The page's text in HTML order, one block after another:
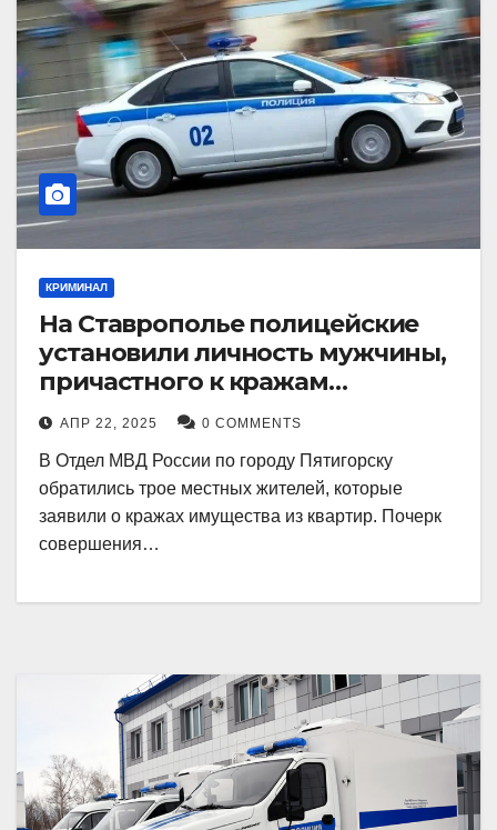
КРИМИНАЛ
На Ставрополье полицейские
установили личность мужчины,
причастного к кражам
имущества из квартир в
Пятигорске
АПР 22, 2025 0 COMMENTS
В Отдел МВД России по городу Пятигорску
обратились трое местных жителей, которые
заявили о кражах имущества из квартир. Почерк
совершения…